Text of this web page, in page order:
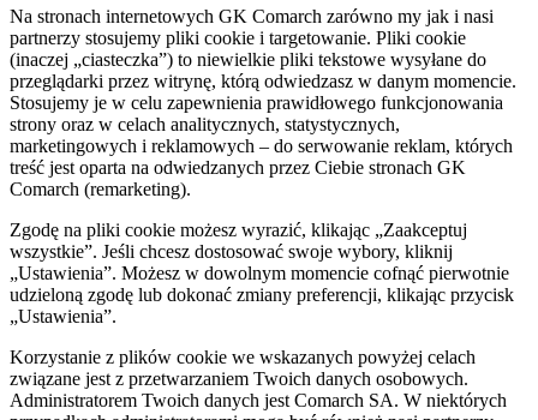
Na stronach internetowych GK Comarch zarówno my jak i nasi
partnerzy stosujemy pliki cookie i targetowanie. Pliki cookie
(inaczej „ciasteczka”) to niewielkie pliki tekstowe wysyłane do
przeglądarki przez witrynę, którą odwiedzasz w danym momencie.
Stosujemy je w celu zapewnienia prawidłowego funkcjonowania
strony oraz w celach analitycznych, statystycznych,
marketingowych i reklamowych – do serwowanie reklam, których
treść jest oparta na odwiedzanych przez Ciebie stronach GK
Comarch (remarketing).
Zgodę na pliki cookie możesz wyrazić, klikając „Zaakceptuj
wszystkie”. Jeśli chcesz dostosować swoje wybory, kliknij
„Ustawienia”. Możesz w dowolnym momencie cofnąć pierwotnie
udzieloną zgodę lub dokonać zmiany preferencji, klikając przycisk
„Ustawienia”.
Korzystanie z plików cookie we wskazanych powyżej celach
związane jest z przetwarzaniem Twoich danych osobowych.
Administratorem Twoich danych jest Comarch SA. W niektórych